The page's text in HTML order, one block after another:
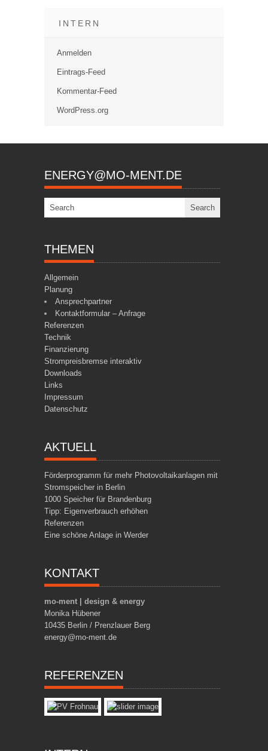
INTERN
Anmelden
Eintrags-Feed
Kommentar-Feed
WordPress.org
ENERGY@MO-MENT.DE
THEMEN
Allgemein
Planung
Ansprechpartner
Kontaktformular – Anfrage
Referenzen
Technik
Finanzierung
Strompreisbremse interaktiv
Downloads
Links
Impressum
Datenschutz
AKTUELL
Förderprogramm für mehr Photovoltaikanlagen mit
Stromspeicher in Berlin
1000 Speicher für Brandenburg
Tipp: Eigenverbrauch erhöhen
Referenzen
Eine schöne Anlage in Werder
KONTAKT
mo-ment | design & energy
Monika Hübener
10435 Berlin / Prenzlauer Berg
energy@mo-ment.de
REFERENZEN